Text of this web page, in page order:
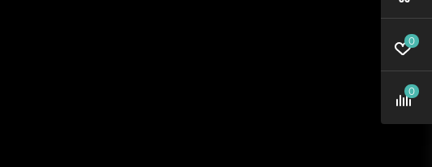
0
0